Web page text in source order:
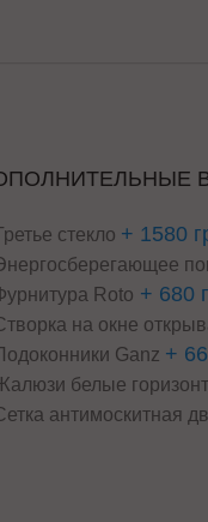
стекло + 1580
Roto + 680
на окне
Ganz +
белые
антимоскитная